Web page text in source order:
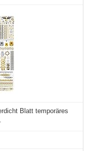
Blatt temporäres